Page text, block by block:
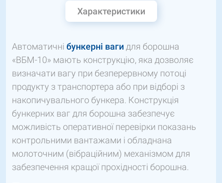
Характеристики
Автоматичні бункерні вагидля борошна
«ВБМ-10» мають конструкцію, яка дозволяє
визначати вагу при безперервному потоці
продукту з транспортера або при відборі з
накопичувального бункера. Конструкція
бункерних ваг для борошна забезпечує
можливість оперативної перевірки показань
контрольними вантажами і обладнана
молоточним (вібраційним) механізмом для
забезпечення кращої прохідності борошна.